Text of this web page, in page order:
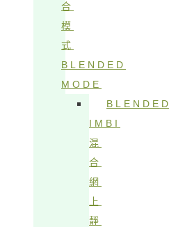
合
模
式
BLENDED
MODE
BLENDED
IMBI
混
合
網
上
靜